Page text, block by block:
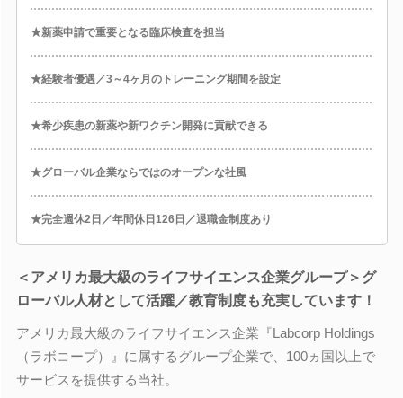
★新薬申請で重要となる臨床検査を担当
★経験者優遇／3～4ヶ月のトレーニング期間を設定
★希少疾患の新薬や新ワクチン開発に貢献できる
★グローバル企業ならではのオープンな社風
★完全週休2日／年間休日126日／退職金制度あり
＜アメリカ最大級のライフサイエンス企業グループ＞グ
ローバル人材として活躍／教育制度も充実しています！
アメリカ最大級のライフサイエンス企業『Labcorp Holdings
（ラボコープ）』に属するグループ企業で、100ヵ国以上で
サービスを提供する当社。